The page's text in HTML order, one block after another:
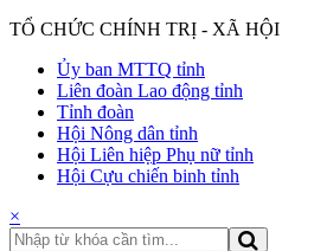
TỔ CHỨC CHÍNH TRỊ - XÃ HỘI
Ủy ban MTTQ tỉnh
Liên đoàn Lao động tỉnh
Tỉnh đoàn
Hội Nông dân tỉnh
Hội Liên hiệp Phụ nữ tỉnh
Hội Cựu chiến binh tỉnh
×